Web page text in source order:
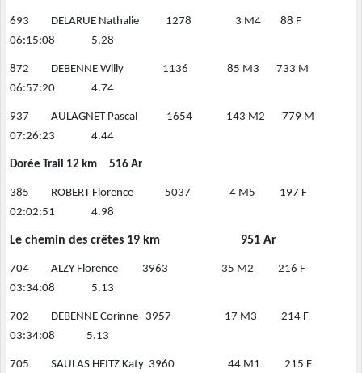
693 DELARUE Nathalie 1278 3 M4 88 F
06:15:08 5.28
872 DEBENNE Willy 1136 85 M3 733 M
06:57:20 4.74
937 AULAGNET Pascal 1654 143 M2 779 M
07:26:23 4.44
Dorée Trail 12 km 516 Ar
385 ROBERT Florence 5037 4 M5 197 F
02:02:51 4.98
Le chemin des crêtes 19 km 951 Ar
704 ALZY Florence 3963 35 M2 216 F
03:34:08 5.13
702 DEBENNE Corinne 3957 17 M3 214 F
03:34:08 5.13
705 SAULAS HEITZ Katy 3960 44 M1 215 F